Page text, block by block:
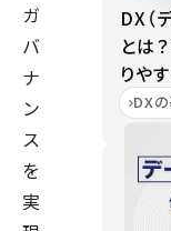
ガ
バ
ナ
ン
ス
を
実
DX（
とは
りや
DX